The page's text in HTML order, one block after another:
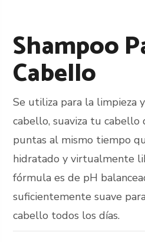
Shampoo
Cabello
Se utiliza para la limpieza
cabello, suaviza tu cabello
puntas al mismo tiempo
hidratado y virtualmente
fórmula es de pH
suficientemente suave
cabello todos los días.